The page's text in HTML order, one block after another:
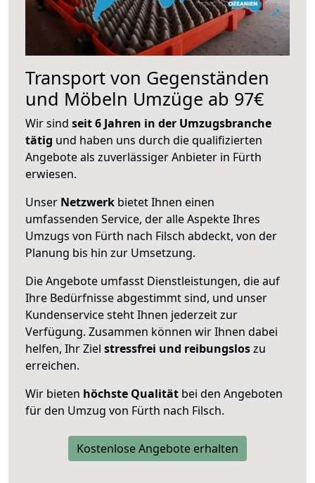
Transport von Gegenständen
und Möbeln Umzüge ab 97€
Wir sind seit 6 Jahren in der Umzugsbranche
tätig und haben uns durch die qualifizierten
Angebote als zuverlässiger Anbieter in Fürth
erwiesen.
Unser Netzwerk bietet Ihnen einen
umfassenden Service, der alle Aspekte Ihres
Umzugs von Fürth nach Filsch abdeckt, von der
Planung bis hin zur Umsetzung.
Die Angebote umfasst Dienstleistungen, die auf
Ihre Bedürfnisse abgestimmt sind, und unser
Kundenservice steht Ihnen jederzeit zur
Verfügung. Zusammen können wir Ihnen dabei
helfen, Ihr Ziel stressfrei und reibungsloszu
erreichen.
Wir bieten höchste Qualität bei den Angeboten
für den Umzug von Fürth nach Filsch.
Kostenlose Angebote erhalten